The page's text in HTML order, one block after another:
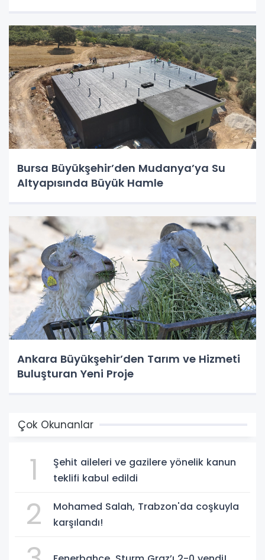
Bursa Büyükşehir’den Mudanya’ya Su
Altyapısında Büyük Hamle
Ankara Büyükşehir’den Tarım ve Hizmeti
Buluşturan Yeni Proje
Çok Okunanlar
1
Şehit aileleri ve gazilere yönelik kanun
teklifi kabul edildi
2
Mohamed Salah, Trabzon'da coşkuyla
karşılandı!